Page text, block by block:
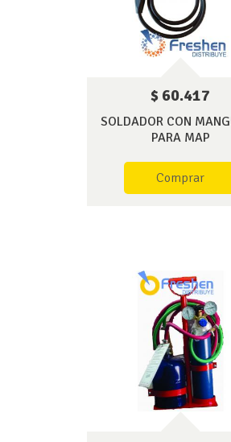
$ 60.417
SOLDADOR CON
PARA MAP
Comprar